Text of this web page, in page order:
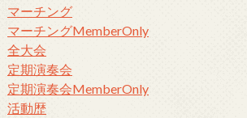
マーチング
マーチングMemberOnly
全大会
定期演奏会
定期演奏会MemberOnly
活動歴